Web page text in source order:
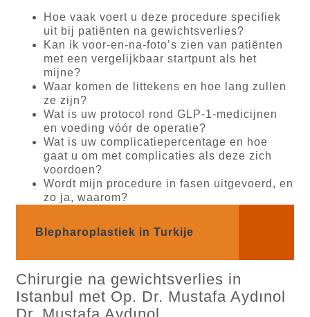
Hoe vaak voert u deze procedure specifiek
uit bij patiënten na gewichtsverlies?
Kan ik voor-en-na-foto’s zien van patiënten
met een vergelijkbaar startpunt als het
mijne?
Waar komen de littekens en hoe lang zullen
ze zijn?
Wat is uw protocol rond GLP-1-medicijnen
en voeding vóór de operatie?
Wat is uw complicatiepercentage en hoe
gaat u om met complicaties als deze zich
voordoen?
Wordt mijn procedure in fasen uitgevoerd, en
zo ja, waarom?
Blepharoplastiek in Turkije
Chirurgie na gewichtsverlies in
Istanbul met Op. Dr. Mustafa Aydınol